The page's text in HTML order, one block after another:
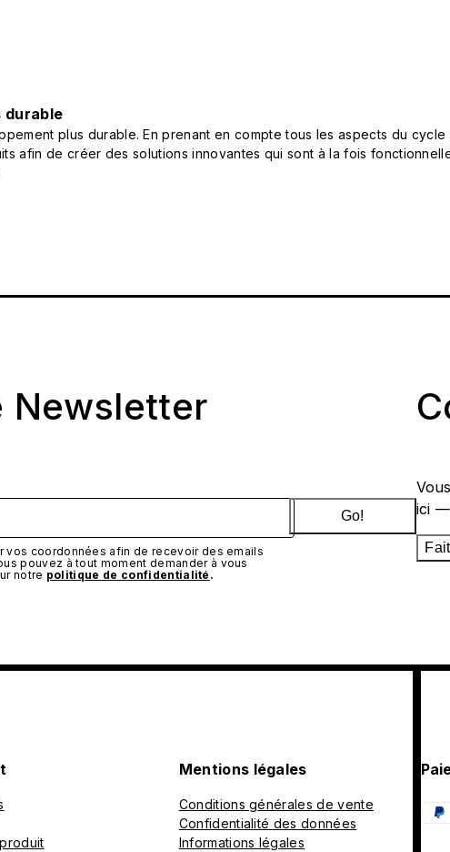
durable
plus durable. En prenant en compte tous les aspects du
afin de créer des solutions innovantes qui sont à la fois
Newsletter
vos coordonnées afin de recevoir des emails
pouvez à tout moment demander à vous
notre politique de confidentialité .
Go!
ici —
Mentions légales
Conditions générales de vente
Confidentialité des données
Informations légales